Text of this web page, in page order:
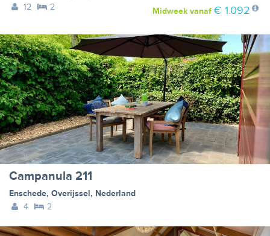
12
2 Midweekvanaf € 1.092
Campanula 211
Enschede, Overijssel, Nederland
4
2